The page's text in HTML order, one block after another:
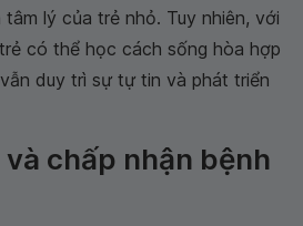
lý của trẻ nhỏ. Tuy nhiên, với
có thể học cách sống hòa hợp
duy trì sự tự tin và phát triển
chấp nhận bệnh